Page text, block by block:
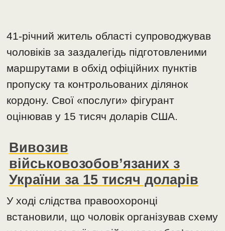
41-річний житель області супроводжував
чоловіків за заздалегідь підготовленими
маршрутами в обхід офіційних пунктів
пропуску та контрольованих ділянок
кордону. Свої «послуги» фігурант
оцінював у 15 тисяч доларів США.
Вивозив
військовозобов’язаних з
України за 15 тисяч доларів
У ході слідства правоохоронці
встановили, що чоловік організував схему